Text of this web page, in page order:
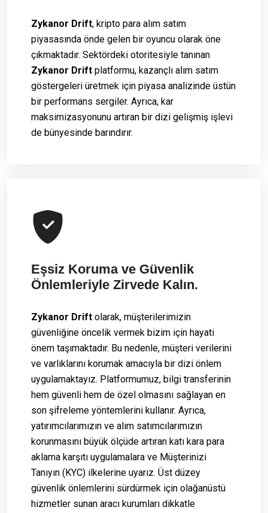
Zykanor Drift, kripto para alım satım
piyasasında önde gelen bir oyuncu olarak öne
çıkmaktadır. Sektördeki otoritesiyle tanınan
Zykanor Drift platformu, kazançlı alım satım
göstergeleri üretmek için piyasa analizinde üstün
bir performans sergiler. Ayrıca, kar
maksimizasyonunu artıran bir dizi gelişmiş işlevi
de bünyesinde barındırır.
Eşsiz Koruma ve Güvenlik
Önlemleriyle Zirvede Kalın.
Zykanor Drift olarak, müşterilerimizin
güvenliğine öncelik vermek bizim için hayati
önem taşımaktadır. Bu nedenle, müşteri verilerini
ve varlıklarını korumak amacıyla bir dizi önlem
uygulamaktayız. Platformumuz, bilgi transferinin
hem güvenli hem de özel olmasını sağlayan en
son şifreleme yöntemlerini kullanır. Ayrıca,
yatırımcılarımızın ve alım satımcılarımızın
korunmasını büyük ölçüde artıran katı kara para
aklama karşıtı uygulamalara ve Müşterinizi
Tanıyın (KYC) ilkelerine uyarız. Üst düzey
güvenlik önlemlerini sürdürmek için olağanüstü
hizmetler sunan aracı kurumları dikkatle